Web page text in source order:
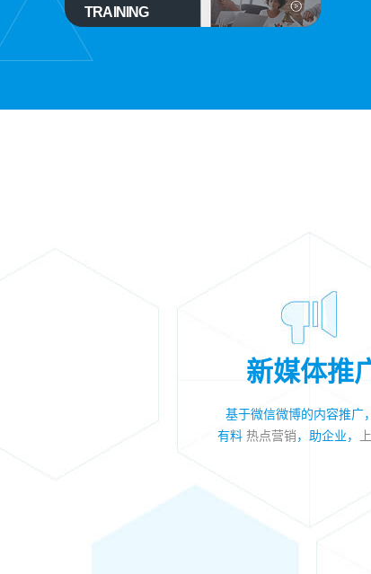
TRAINING
新媒体推
基于微信微博的内容推广
有料 热点营销，助企业，